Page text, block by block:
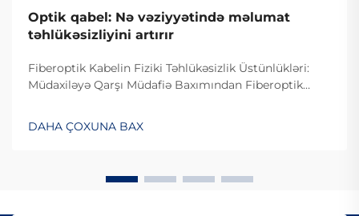
Optik qabel: Nə vəziyyətində məlumat
təhlükəsizliyini artırır
Fiberoptik Kabelin Fiziki Təhlükəsizlik Üstünlükləri:
Müdaxiləyə Qarşı Müdafiə Baxımından Fiberoptik
çətindir, çünki onlar elektrik siqnalları ilə deyil, işıq
DAHA ÇOXUNA BAX